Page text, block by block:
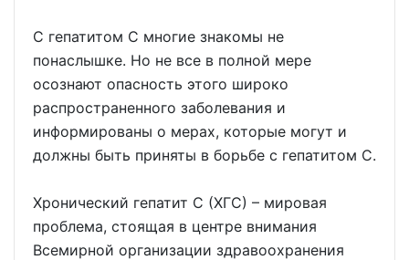
С гепатитом С многие знакомы не
понаслышке. Но не все в полной мере
осознают опасность этого широко
распространенного заболевания и
информированы о мерах, которые могут и
должны быть приняты в борьбе с гепатитом С.
Хронический гепатит С (ХГС) – мировая
проблема, стоящая в центре внимания
Всемирной организации здравоохранения